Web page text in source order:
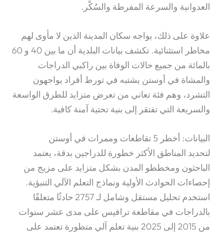
العدوانية والسرعة المفرطة والسُكْر.
علاوة على ذلك، يواجه سكان المدينة الذين لا مأوى لهم
مخاطر استثنائية. تكشف بيانات البلدية أن ما بين 40 و 60
بالمائة من جميع حالات الوفاة بين راكبي الدراجات
والمشاة في أوستن يشتبه في تورط أفراد يواجهون
التشرد، وهم فئة تعاني من تعرض متزايد للطرق الواسعة
والسريعة التي تفتقر إلى بنية تحتية آمنة كافية.
البيانات: أخطر 5 تقاطعات وممرات في أوستن
لتحديد المناطق الأكثر خطورة للدراجين بدقة، يعتمد
الباحثون ومخططو المدن بشكل متزايد على مزيج من
إحصاءات الحوادث الأولية ونماذج التعلم الآلي التنبؤية.
استخدم تحليل مستقل وشامل لـ 2757 حادثًا متعلقًا
بالدراجات في مقاطعة ترافيس على مدى عشر سنوات
من 2015 إلى 2025 بنية تعلم آلي متطورة تعتمد على